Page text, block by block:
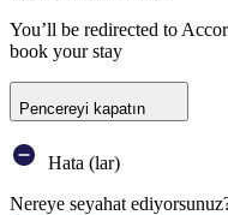
You’ll be redirected to
book your stay
Pencereyi kapatın
Hata (lar)
Nereye seyahat